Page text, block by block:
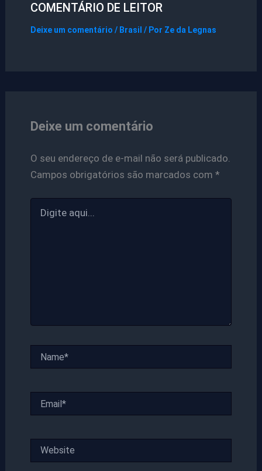
COMENTÁRIO DE LEITOR
Deixe um comentário / Brasil / Por Ze da Legnas
Deixe um comentário
O seu endereço de e-mail não será publicado.
Campos obrigatórios são marcados com *
aqui...